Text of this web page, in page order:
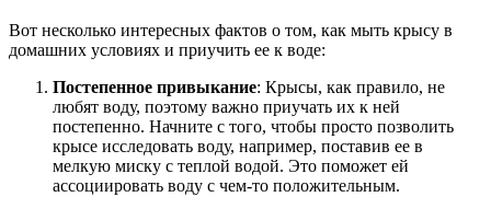
Вот несколько интересных фактов о том, как мыть крысу в
домашних условиях и приучить ее к воде:
Постепенное привыкание: Крысы, как правило, не
любят воду, поэтому важно приучать их к ней
постепенно. Начните с того, чтобы просто позволить
крысе исследовать воду, например, поставив ее в
мелкую миску с теплой водой. Это поможет ей
ассоциировать воду с чем-то положительным.